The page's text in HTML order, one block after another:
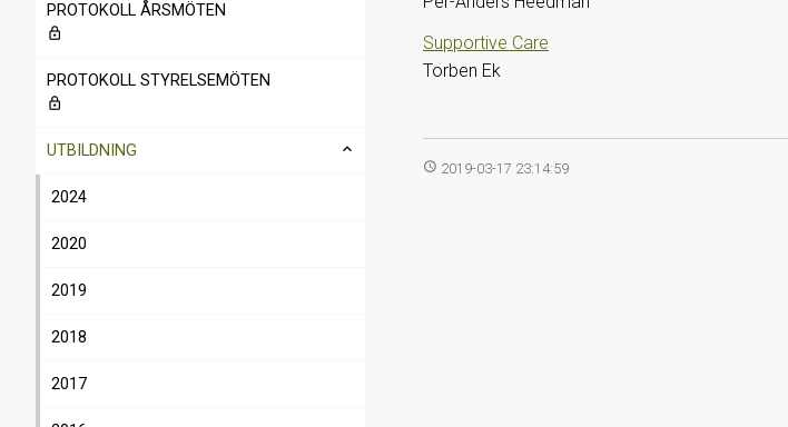
PROTOKOLL ÅRSMÖTEN
lock_outline
PROTOKOLL STYRELSEMÖTEN
lock_outline
UTBILDNING expand_less
2024
2020
2019
2018
2017
Supportive Care
Torben Ek
access_time 2019-03-17 23:14:59